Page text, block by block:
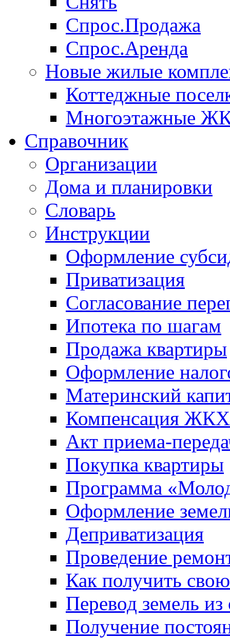
Спрос.Продажа
Спрос.Аренда
Новые жилые
Коттеджные
Многоэтажные
Справочник
Организации
Дома и планировки
Словарь
Инструкции
Оформление
Приватизация
Согласование
Ипотека по шагам
Продажа квартиры
Оформление
Материнский
Компенсация ЖКХ
Акт приема-
Покупка квартиры
Программа
Оформление
Деприватизация
Проведение
Как получить
Перевод земель
Получение